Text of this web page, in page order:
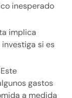
inesperado
implica
si es
gastos
a medida